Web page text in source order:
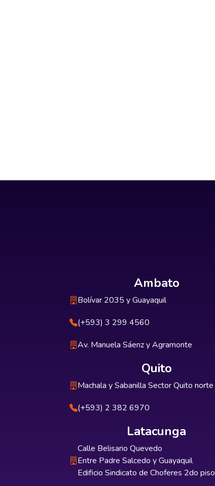
Ambato
Bolívar 2035 y Guayaquil
(+593) 3 299 4560
Av. Manuela Sáenz y Agramonte
Quito
Machala y Sabanilla Sector Quito norte
(+593) 2 382 6970
Latacunga
Calle Belisario Quevedo
Entre Padre Salcedo y Guayaquil
Edificio Sindicato de Choferes 2do piso